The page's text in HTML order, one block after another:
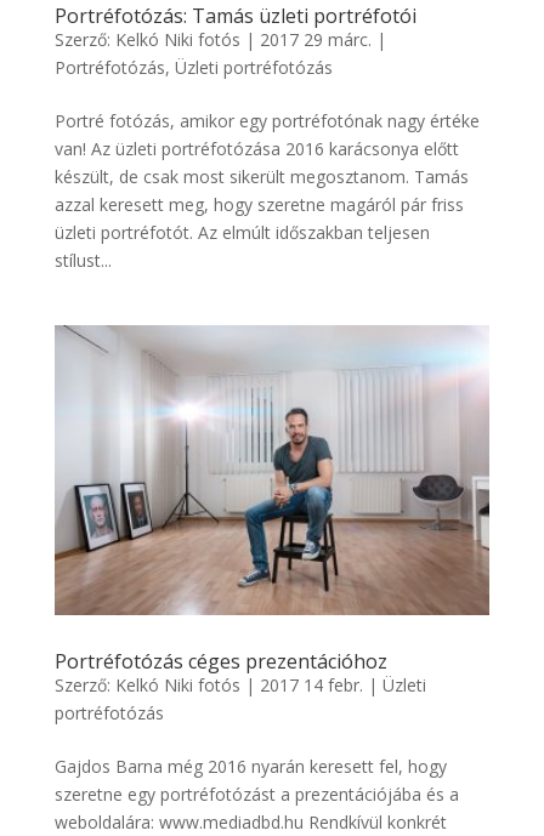
Portréfotózás: Tamás üzleti portréfotói
Szerző: Kelkó Niki fotós | 2017 29 márc. |
Portréfotózás, Üzleti portréfotózás
Portré fotózás, amikor egy portréfotónak nagy értéke
van! Az üzleti portréfotózása 2016 karácsonya előtt
készült, de csak most sikerült megosztanom. Tamás
azzal keresett meg, hogy szeretne magáról pár friss
üzleti portréfotót. Az elmúlt időszakban teljesen
stílust...
Portréfotózás céges prezentációhoz
Szerző: Kelkó Niki fotós | 2017 14 febr. | Üzleti
portréfotózás
Gajdos Barna még 2016 nyarán keresett fel, hogy
szeretne egy portréfotózást a prezentációjába és a
weboldalára: www.mediadbd.hu Rendkívül konkrét